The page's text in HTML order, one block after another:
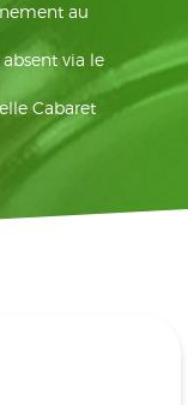
au
via le
Cabaret